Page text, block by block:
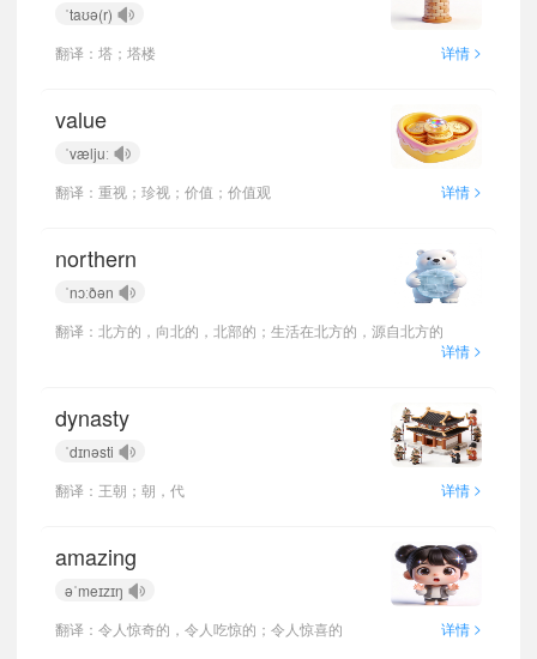
ˈtaʊə(r)
翻译：塔；塔楼
详情 >
value
ˈvæljuː
翻译：重视；珍视；价值；价值观
详情 >
northern
ˈnɔːðən
翻译：北方的，向北的，北部的；生活在北方的，源自北方的
详情 >
dynasty
ˈdɪnəsti
翻译：王朝；朝，代
详情 >
amazing
əˈmeɪzɪŋ
翻译：令人惊奇的，令人吃惊的；令人惊喜的
详情 >